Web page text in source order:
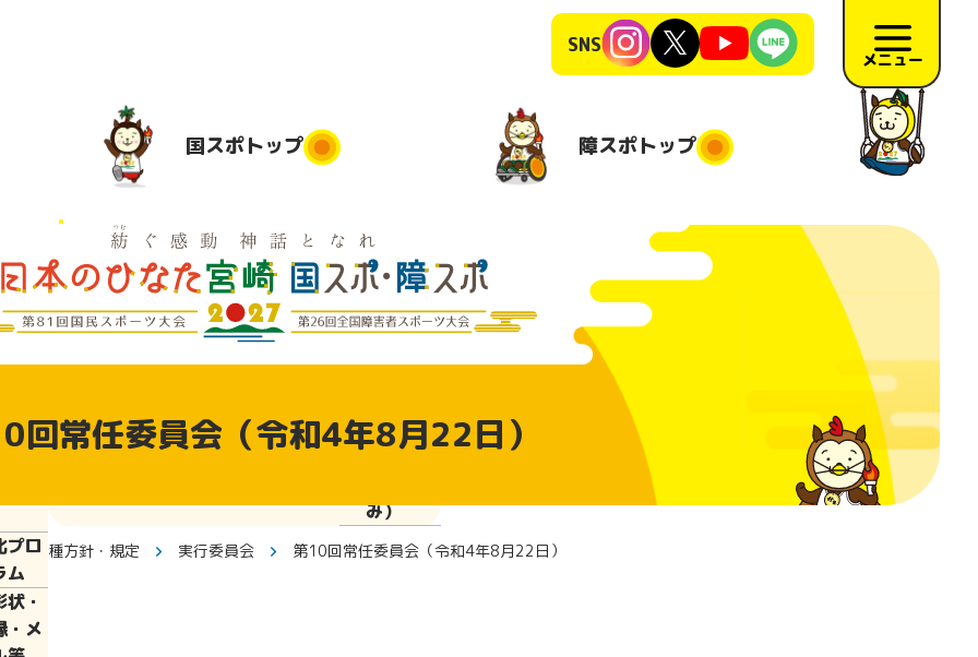
SNS
メニュー
応援
プロ
ム
・
・メ
国スポトップ
国スポトップ
競技会場
ハーサル
大会
ョンスポ
ーツ（参
み）
障スポトップ
障スポトップ
地
リハーサ
ル大会
回常任委員会（令和4年8月22日）
・各種方針・規定 実行委員会 第10回常任委員会（令和4年8月22日）